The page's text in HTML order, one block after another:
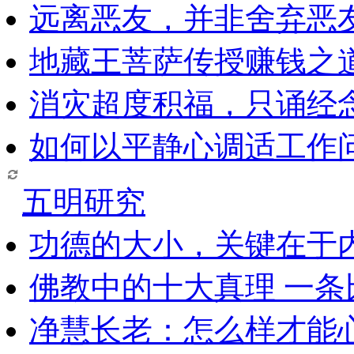
远离恶友，并非舍弃恶
地藏王菩萨传授赚钱之
消灾超度积福，只诵经
如何以平静心调适工作
五明研究
功德的大小，关键在于
佛教中的十大真理 一
净慧长老：怎么样才能